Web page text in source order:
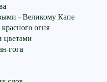
- Великому Капе
огня
цветами
гога